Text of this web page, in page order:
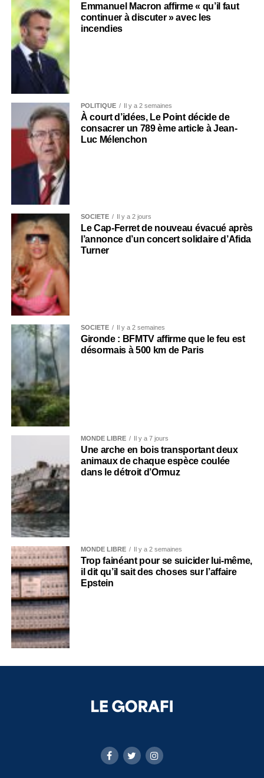
Emmanuel Macron affirme « qu’il faut
continuer à discuter » avec les
incendies
POLITIQUE Il y a 2 semaines
À court d’idées, Le Point décide de
consacrer un 789 ème article à Jean-
Luc Mélenchon
SOCIÉTÉ Il y a 2 jours
Le Cap-Ferret de nouveau évacué après
l’annonce d’un concert solidaire d’Afida
Turner
SOCIÉTÉ Il y a 2 semaines
Gironde : BFMTV affirme que le feu est
désormais à 500 km de Paris
MONDE LIBRE Il y a 7 jours
Une arche en bois transportant deux
animaux de chaque espèce coulée
dans le détroit d’Ormuz
MONDE LIBRE Il y a 2 semaines
Trop fainéant pour se suicider lui-même,
il dit qu’il sait des choses sur l’affaire
Epstein